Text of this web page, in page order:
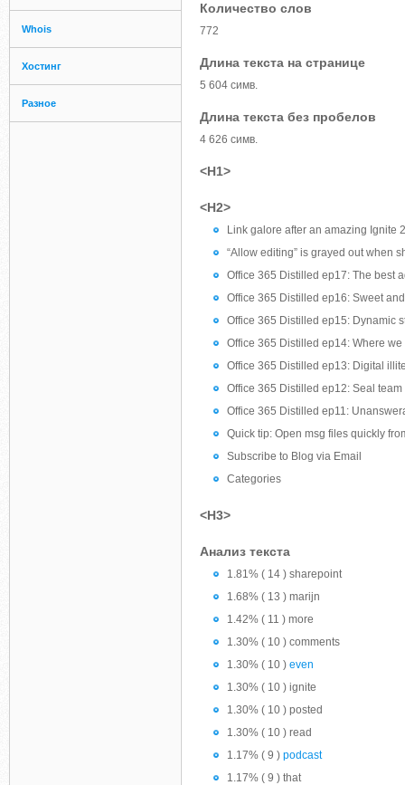
Whois
Хостинг
Разное
Количество слов
772
Длина текста на странице
5 604 симв.
Длина текста без пробелов
4 626 симв.
<H1>
<H2>
Link galore after an amazing Ignite
“Allow editing” is grayed out when
Office 365 Distilled ep17: The best
Office 365 Distilled ep16: Sweet
Office 365 Distilled ep15: Dynamic
Office 365 Distilled ep14: Where
Office 365 Distilled ep13: Digital
Office 365 Distilled ep12: Seal
Office 365 Distilled ep11:
Quick tip: Open msg files quickly
Subscribe to Blog via Email
Categories
<H3>
Анализ текста
1.81% ( 14 ) sharepoint
1.68% ( 13 ) marijn
1.42% ( 11 ) more
1.30% ( 10 ) comments
1.30% ( 10 ) even
1.30% ( 10 ) ignite
1.30% ( 10 ) posted
1.30% ( 10 ) read
1.17% ( 9 ) podcast
1.17% ( 9 ) that